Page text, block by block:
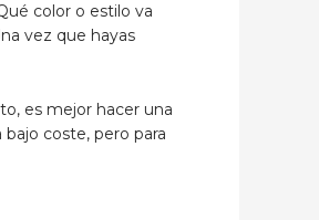
color o estilo va
vez que hayas
es mejor hacer una
coste, pero para